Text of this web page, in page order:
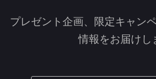
プレゼント企画、限定キャン
情報をお届けし